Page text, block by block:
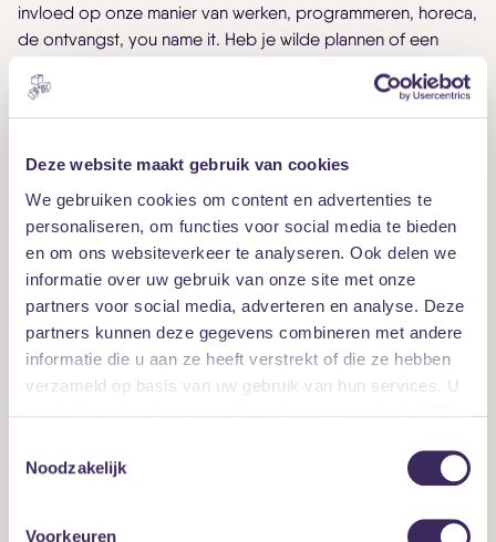
Deze website maakt gebruik van cookies
We gebruiken cookies om content en advertenties te
personaliseren, om functies voor social media te bieden
en om ons websiteverkeer te analyseren. Ook delen we
informatie over uw gebruik van onze site met onze
partners voor social media, adverteren en analyse. Deze
partners kunnen deze gegevens combineren met andere
informatie die u aan ze heeft verstrekt of die ze hebben
verzameld op basis van uw gebruik van hun services. U
Noodzakelijk
Voorkeuren
invloed op onze manier van werken, programmeren, horeca,
de ontvangst, you name it. Heb je wilde plannen of een
info@mezz.nl
Ben je ontevreden? Vertel het ons! Tevreden? Vertel het
een ander! We zetten met z’n allen alles op alles om je
bezoek aan MEZZ zo prettig mogelijk te maken. Alles moet
kloppen. Van artiest tot dj en van ontvangst tot een lekker
biertje aan de bar. We nemen klachten serieus en geven ze
prioriteit. Daarom komen we graag met je in contact over
de aanleiding. Je kunt je klacht melden bij de kassa of
viainfo@mezz.nl. Je ontvangt snel een reactie.
dan contact met ons op via
‘Dutch disease’